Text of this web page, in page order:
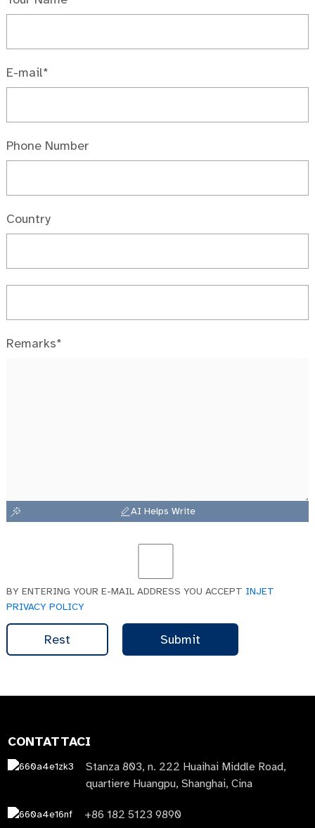
E-mail*
Phone Number
Country
Remarks*
AI Helps Write
BY ENTERING YOUR E-MAIL ADDRESS YOU ACCEPT INJET
PRIVACY POLICY
Rest Submit
CONTATTACI
Stanza 803, n. 222 Huaihai Middle Road,
quartiere Huangpu, Shanghai, Cina
+86 182 5123 9890